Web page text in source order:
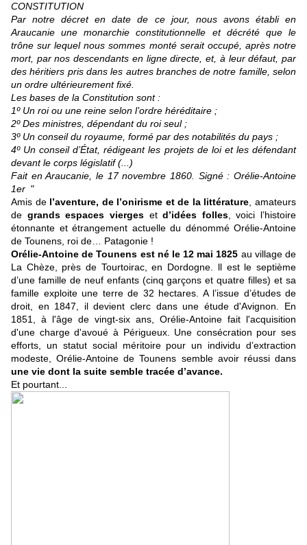
CONSTITUTION
Par notre décret en date de ce jour, nous avons établi en
Araucanie une monarchie constitutionnelle et décrété que le
trône sur lequel nous sommes monté serait occupé, après notre
mort, par nos descendants en ligne directe, et, à leur défaut, par
des héritiers pris dans les autres branches de notre famille, selon
un ordre ultérieurement fixé.
Les bases de la Constitution sont :
1º Un roi ou une reine selon l’ordre héréditaire ;
2º Des ministres, dépendant du roi seul ;
3º Un conseil du royaume, formé par des notabilités du pays ;
4º Un conseil d’État, rédigeant les projets de loi et les défendant
devant le corps législatif (...)
Fait en Araucanie, le 17 novembre 1860. Signé : Orélie-Antoine
1er "
Amis de l’aventure, de l’onirisme et de la littérature , amateurs
de grands espaces viergesetd’idées folles, voici l’histoire
étonnante et étrangement actuelle du dénommé Orélie-Antoine
de Tounens, roi de… Patagonie !
Orélie-Antoine de Tounens est né le 12 mai 1825 au village de
La Chèze, près de Tourtoirac, en Dordogne. ll est le septième
d’une famille de neuf enfants (cinq garçons et quatre filles) et sa
famille exploite une terre de 32 hectares. A l’issue d’études de
droit, en 1847, il devient clerc dans une étude d'Avignon. En
1851, à l'âge de vingt-six ans, Orélie-Antoine fait l'acquisition
d'une charge d'avoué à Périgueux. Une consécration pour ses
efforts, un statut social méritoire pour un individu d’extraction
modeste, Orélie-Antoine de Tounens semble avoir réussi dans
une vie dont la suite semble tracée d’avance.
Et pourtant...